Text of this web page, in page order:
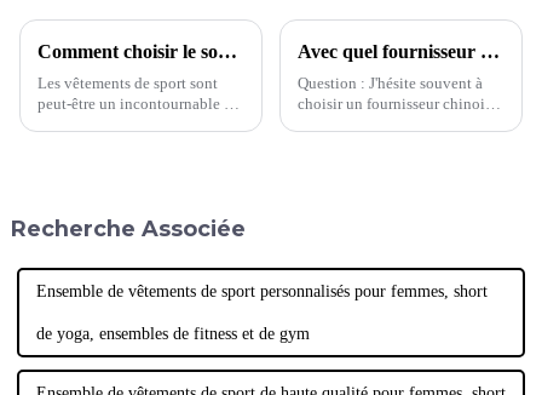
Comment choisir le soutien-gorge de sport qui vous convient
Les vêtements de sport sont
peut-être un incontournable du
n'importe quel autre vêtement
femmes ont tendance à porter
des soutiens-gorge de sport,…
Avec quel fournisseur devrais-je choisir de travailler ?
Question : J'hésite souvent à
choisir un fournisseur chinois.
Recherche Associée
Ensemble de vêtements de sport personnalisés pour femmes, short
de yoga, ensembles de fitness et de gym